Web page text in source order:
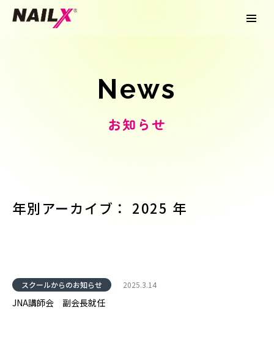
News
お知らせ
年別アーカイブ： 2025 年
スクールからのお知らせ 2025.3.14
JNA講師会 副会長就任